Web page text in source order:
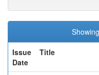
Issue
Date
Title